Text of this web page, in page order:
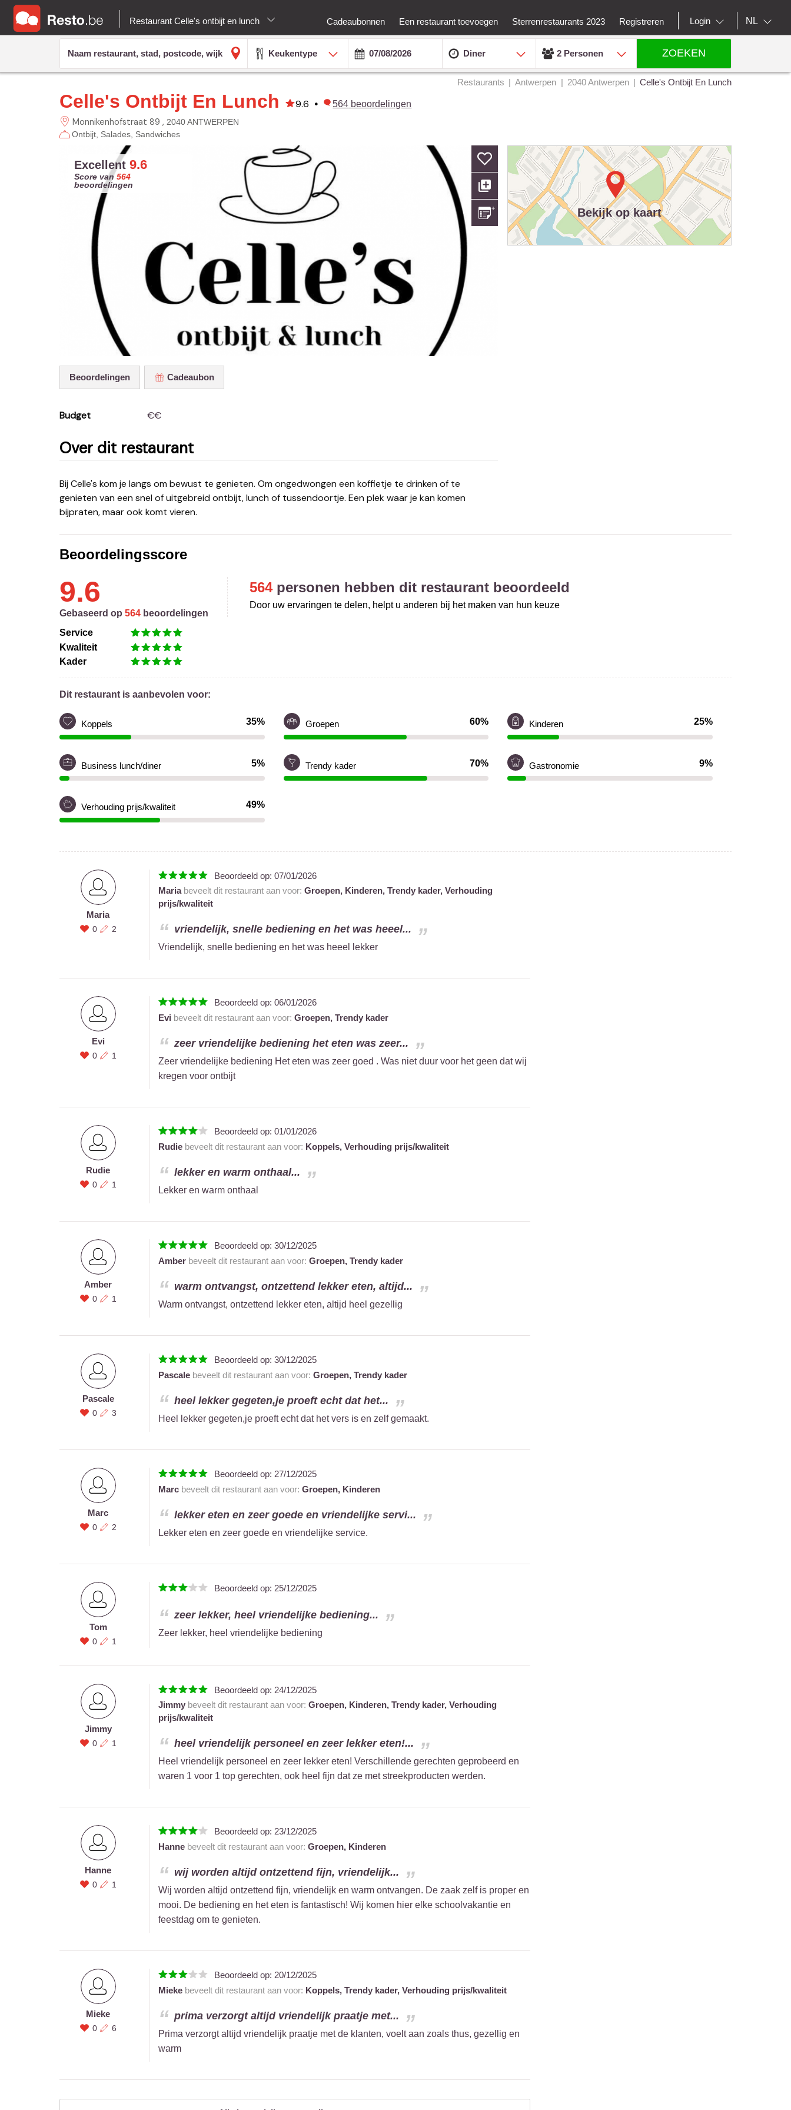
Restaurant Celle's ontbijt en lunch Cadeaubonnen Een restaurant toevoegen Sterrenrestaurants 2023 Registreren Login NL
Keukentype Diner 2 Personen ZOEKEN
Restaurants Antwerpen 2040 Antwerpen Celle's Ontbijt En Lunch
Celle's Ontbijt En Lunch 9.6 • 564 beoordelingen
Monnikenhofstraat 89
2040 ANTWERPEN
Ontbijt Salades Sandwiches
Excellent 9.6
Score van564
beoordelingen
Beoordelingen Cadeaubon
Budget €€
Over dit restaurant
Bij Celle's kom je langs om bewust te genieten. Om ongedwongen een koffietje te drinken of te
genieten van een snel of uitgebreid ontbijt, lunch of tussendoortje. Een plek waar je kan komen
bijpraten, maar ook komt vieren.
Bekijk op kaart
Beoordelingsscore
9.6
Gebaseerd op 564 beoordelingen
Service
Kwaliteit
Kader
564personen hebben dit restaurant beoordeeld
Door uw ervaringen te delen, helpt u anderen bij het maken van hun keuze
Dit restaurant is aanbevolen voor:
Koppels 35% Groepen 60% Kinderen 25%
Business lunch/diner 5% Trendy kader 70% Gastronomie 9%
Verhouding prijs/kwaliteit 49%
Maria
0 2
Beoordeeld op: 07/01/2026
Mariabeveelt dit restaurant aan voor: Groepen, Kinderen, Trendy kader, Verhouding
prijs/kwaliteit
vriendelijk, snelle bediening en het was heeel...
Vriendelijk, snelle bediening en het was heeel lekker
Evi
0 1
Beoordeeld op: 06/01/2026
Evi beveelt dit restaurant aan voor: Groepen, Trendy kader
zeer vriendelijke bediening het eten was zeer...
Zeer vriendelijke bediening Het eten was zeer goed . Was niet duur voor het geen dat wij
kregen voor ontbijt
Rudie
0 1
Beoordeeld op: 01/01/2026
Rudiebeveelt dit restaurant aan voor: Koppels, Verhouding prijs/kwaliteit
lekker en warm onthaal...
Lekker en warm onthaal
Amber
0 1
Beoordeeld op: 30/12/2025
Amberbeveelt dit restaurant aan voor: Groepen, Trendy kader
warm ontvangst, ontzettend lekker eten, altijd...
Warm ontvangst, ontzettend lekker eten, altijd heel gezellig
Pascale
0 3
Beoordeeld op: 30/12/2025
Pascalebeveelt dit restaurant aan voor: Groepen, Trendy kader
heel lekker gegeten,je proeft echt dat het...
Heel lekker gegeten,je proeft echt dat het vers is en zelf gemaakt.
Marc
0 2
Beoordeeld op: 27/12/2025
Marcbeveelt dit restaurant aan voor: Groepen, Kinderen
lekker eten en zeer goede en vriendelijke servi...
Lekker eten en zeer goede en vriendelijke service.
Tom
0 1
Beoordeeld op: 25/12/2025
zeer lekker, heel vriendelijke bediening...
Zeer lekker, heel vriendelijke bediening
Jimmy
0 1
Beoordeeld op: 24/12/2025
Jimmybeveelt dit restaurant aan voor: Groepen, Kinderen, Trendy kader, Verhouding
prijs/kwaliteit
heel vriendelijk personeel en zeer lekker eten!...
Heel vriendelijk personeel en zeer lekker eten! Verschillende gerechten geprobeerd en
waren 1 voor 1 top gerechten, ook heel fijn dat ze met streekproducten werden.
Hanne
0 1
Beoordeeld op: 23/12/2025
Hannebeveelt dit restaurant aan voor: Groepen, Kinderen
wij worden altijd ontzettend fijn, vriendelijk...
Wij worden altijd ontzettend fijn, vriendelijk en warm ontvangen. De zaak zelf is proper en
mooi. De bediening en het eten is fantastisch! Wij komen hier elke schoolvakantie en
feestdag om te genieten.
Mieke
0 6
Beoordeeld op: 20/12/2025
Miekebeveelt dit restaurant aan voor: Koppels, Trendy kader, Verhouding prijs/kwaliteit
prima verzorgt altijd vriendelijk praatje met...
Prima verzorgt altijd vriendelijk praatje met de klanten, voelt aan zoals thus, gezellig en
warm